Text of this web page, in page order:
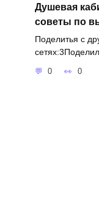
Душевая
советы по
Поделитья с
0 0